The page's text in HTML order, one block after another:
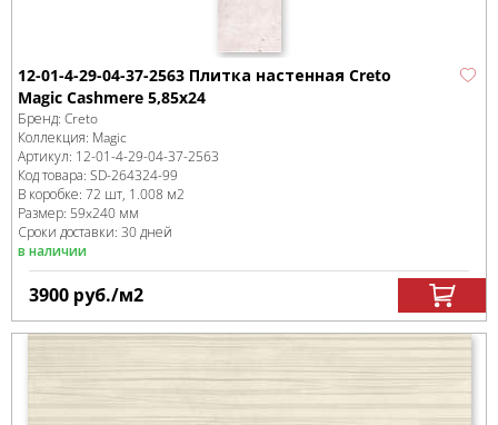
12-01-4-29-04-37-2563 Плитка настенная Creto
Magic Cashmere 5,85x24
Бренд: Creto
Коллекция: Magic
Артикул: 12-01-4-29-04-37-2563
Код товара: SD-264324-99
В коробке: 72 шт, 1.008 м2
Размер: 59x240 мм
Сроки доставки: 30 дней
в наличии
3900 руб./м2